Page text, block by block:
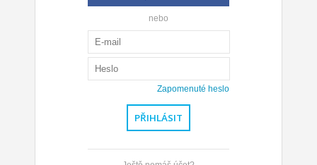
nebo
Zapomenuté heslo